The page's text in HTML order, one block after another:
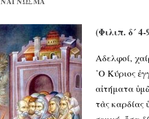
(Φιλιπ. δ´ 4-
Αδελφοί,
῾Ο Κύριος
αἰτήματα
τὰς καρδίας